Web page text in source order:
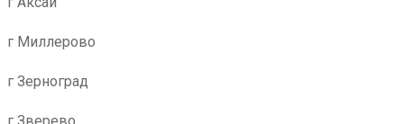
г Миллерово
г Зерноград